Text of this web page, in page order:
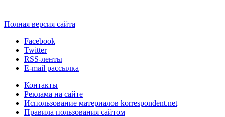
Полная версия сайта
Facebook
Twitter
RSS-ленты
E-mail рассылка
Контакты
Реклама на сайте
Использование материалов korrespondent.net
Правила пользования сайтом